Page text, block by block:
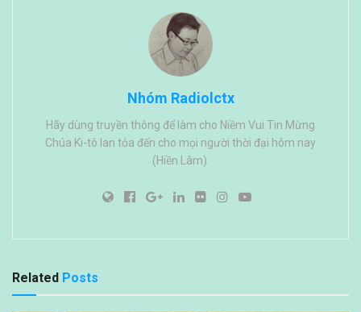
Nhóm Radiolctx
Hãy dùng truyền thông để làm cho Niềm Vui Tin Mừng
Chúa Ki-tô lan tỏa đến cho mọi người thời đại hôm nay
(Hiền Lâm).
Related Posts